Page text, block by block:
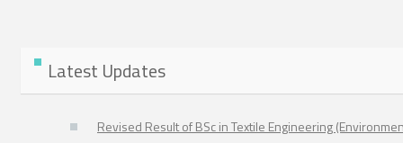
Latest Updates
Revised Result of BSc in Textile Engineering